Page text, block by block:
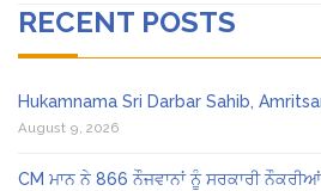
RECENT POSTS
Hukamnama Sri Darbar Sahib,
August 9, 2026
CM ਮਾਨ ਨੇ 866 ਨੌਜਵਾਨਾਂ ਨੂੰ ਸਰਕਾਰੀ